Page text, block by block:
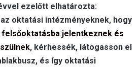
ezelőtt elhatározta:
oktatási intézményeknek, hogy
felsőoktatásba jelentkeznek és
, kérhessék, látogasson el
és így oktatási